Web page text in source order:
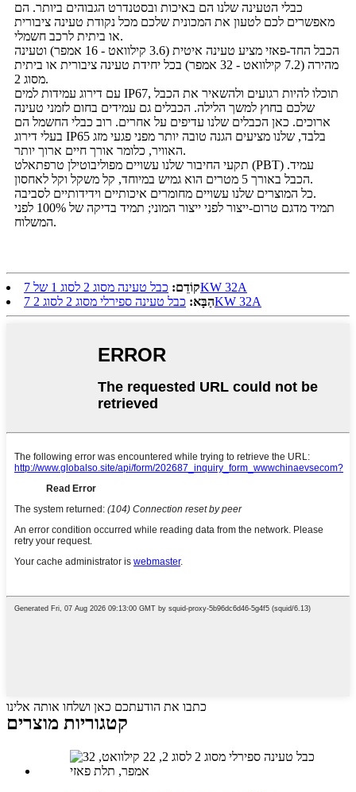
כבלי הטעינה שלנו הם באיכות ובסטנדרט הגבוהים ביותר. הם
מאפשרים לכם לטעון את המכונית שלכם מכל נקודת טעינה ציבורית
או ביתית לרכב חשמלי.
הכבל החד-פאזי מציע טעינה איטית (3.6 קילוואט - 16 אמפר) וטעינה
מהירה (7.2 קילוואט - 32 אמפר) בכל יחידת טעינה ציבורית או ביתית
מסוג 2.
עם דירוג עמידות למים IP67, תוכלו להיות רגועים ולהשאיר את הכבל
שלכם בחוץ למשך הלילה. הכבלים גם עמידים בחום לזמני טעינה
ארוכים. כאן הכבלים שלנו עדיפים על אחרים. רוב כבלי החשמל הם
בעלי דירוג IP65 בלבד, שלנו מציעים הגנה טובה יותר מפני פגעי מזג
האוויר, כלומר אורך חיים ארוך יותר.
תקעי החיבור שלנו עשויים מפוליבוטילן טרפתאלט (PBT) עמיד.
הכבל באורך 5 מטרים הוא גמיש במיוחד, קל משקל וקל לאחסון.
כל המוצרים שלנו עשויים מחומרים איכותיים וידידותיים לסביבה.
תמיד מדגם טרום-ייצור לפני ייצור המוני; תמיד בדיקה של 100% לפני
המשלוח.
קוֹדֵם:כבל טעינה מסוג 2 לסוג 1 של 7KW 32A
הַבָּא:כבל טעינה ספירלי מסוג 2 לסוג 2 7KW 32A
כתבו את הודעתכם כאן ושלחו אותה אלינו
קטגוריות מוצרים